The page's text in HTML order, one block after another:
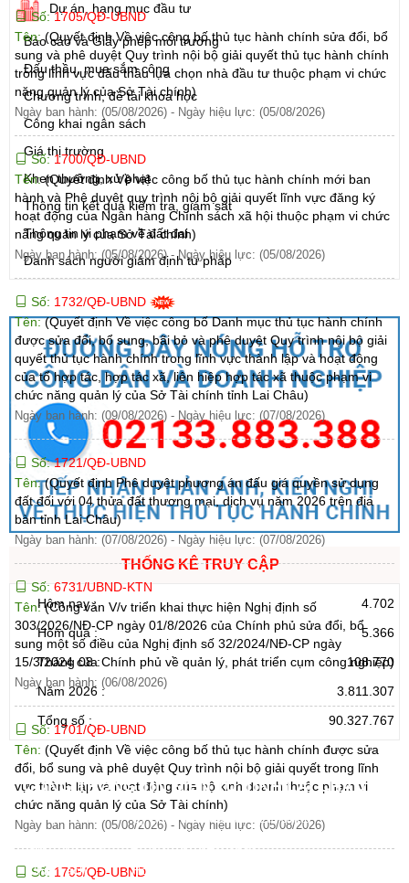
Số:1705/QĐ-UBND
Tên:(Quyết định Về việc công bố thủ tục hành chính sửa đổi, bổ
sung và phê duyệt Quy trình nội bộ giải quyết thủ tục hành chính
trong lĩnh vực đấu thầu lựa chọn nhà đầu tư thuộc phạm vi chức
năng quản lý của Sở Tài chính)
Ngày ban hành: (05/08/2026) - Ngày hiệu lực: (05/08/2026)
Số:1700/QĐ-UBND
Tên:(Quyết định Về việc công bố thủ tục hành chính mới ban
hành và Phê duyệt quy trình nội bộ giải quyết lĩnh vực đăng ký
hoạt động của Ngân hàng Chính sách xã hội thuộc phạm vi chức
năng quản lý của Sở Tài chính)
Ngày ban hành: (05/08/2026) -Ngày hiệu lực: (05/08/2026)
Số: 1732/QĐ-UBND
Tên:(Quyết định Về việc công bố Danh mục thủ tục hành chính
được sửa đổi, bổ sung, bãi bỏ và phê duyệt Quy trình nội bộ giải
quyết thủ tục hành chính trong lĩnh vực thành lập và hoạt động
của tổ hợp tác, hợp tác xã, liên hiệp hợp tác xã thuộc phạm vi
chức năng quản lý của Sở Tài chính tỉnh Lai Châu)
Ngày ban hành: (09/08/2026) - Ngày hiệu lực: (07/08/2026)
Số:1721/QĐ-UBND
Tên:(Quyết định Phê duyệt phương án đấu giá quyền sử dụng
đất đối với 04 thửa đất thương mại, dịch vụ năm 2026 trên địa
bàn tỉnh Lai Châu)
Ngày ban hành: (07/08/2026) - Ngày hiệu lực: (07/08/2026)
Số: 6731/UBND-KTN
Tên:(Công văn V/v triển khai thực hiện Nghị định số
303/2026/NĐ-CP ngày 01/8/2026 của Chính phủ sửa đổi, bổ
sung một số điều của Nghị định số 32/2024/NĐ-CP ngày
15/3/2024 của Chính phủ về quản lý, phát triển cụm công nghiệp)
Ngày ban hành: (06/08/2026)
Số:1701/QĐ-UBND
Tên: (Quyết định Về việc công bố thủ tục hành chính được sửa
đổi, bổ sung và phê duyệt Quy trình nội bộ giải quyết trong lĩnh
vực thành lập và hoạt động của hộ kinh doanh thuộc phạm vi
chức năng quản lý của Sở Tài chính)
Ngày ban hành: (05/08/2026) - Ngày hiệu lực: (05/08/2026)
Số: 1705/QĐ-UBND
Dự án, hạng mục đầu tư
Báo cáo và Giấy phép môi trường
Đấu thầu, mua sắm công
Chương trình, đề tài khoa học
Công khai ngân sách
Giá thị trường
Khen thưởng, xử phạt
Thông tin kết quả kiểm tra, giám sát
Thông tin vi phạm về đất đai
Danh sách người giám định tư pháp
THỐNG KÊ TRUY CẬP
Hôm nay :
4.702
Hôm qua :
5.366
Tháng 08 :
108.770
Năm 2026 :
3.811.307
Tổng số :
90.327.767
CỔNG THÔNG TIN ĐIỆN TỬ TỈNH LAI CHÂU
Cơ quan chủ
quản:
Giấy phép số:
Chịu trách
Ủy ban nhân dân tỉnh Lai Châu
31/GP-TTĐT do Sở Văn hóa, Thể thao và
Du lịch cấp 17/4/2026
Hoàng Minh Hải - Chánh Văn phòng UBND